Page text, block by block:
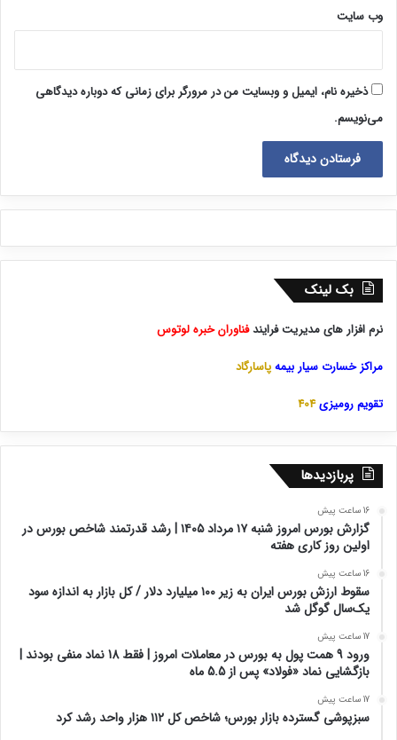
وب‌ سایت
ذخیره نام، ایمیل و وبسایت من در مرورگر برای زمانی که دوباره دیدگاهی
می‌نویسم.
بک لینک
نرم افزار های مدیریت فرایندفناوران خبره لوتوس
مراکز خسارت سیار بیمهپاسارگاد
تقویم رومیزی404
پربازدیدها
16 ساعت پیش
گزارش بورس امروز شنبه ۱۷ مرداد ۱۴۰۵ | رشد قدرتمند شاخص بورس در
اولین روز کاری هفته
16 ساعت پیش
سقوط ارزش بورس ایران به زیر ۱۰۰ میلیارد دلار / کل بازار به اندازه سود
یک‌سال گوگل شد
17 ساعت پیش
ورود 9 همت پول به بورس در معاملات امروز | فقط 18 نماد منفی بودند |
بازگشایی نماد «فولاد» پس از 5.5 ماه
17 ساعت پیش
سبزپوشی گسترده بازار بورس؛ شاخص کل ۱۱۲ هزار واحد رشد کرد